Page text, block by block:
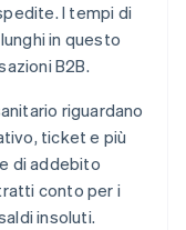
I tempi di
in questo
B2B.
riguardano
ticket e più
di addebito
conto per i
insoluti.